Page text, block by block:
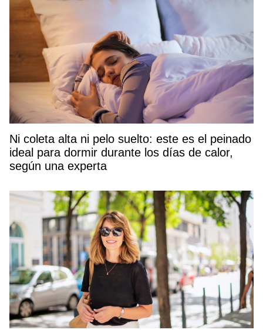
Ni coleta alta ni pelo suelto: este es el peinado
ideal para dormir durante los días de calor,
según una experta